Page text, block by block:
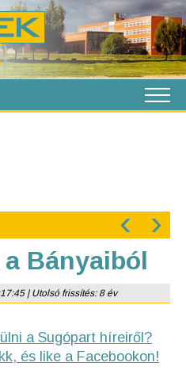
‹ ›
Bányaiból
| Utolsó frissítés: 8 év
a Sugópart híreiről?
és like a Facebookon!